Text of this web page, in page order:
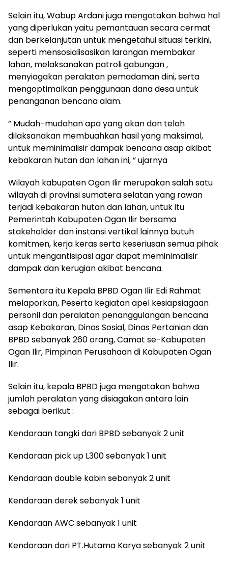
Selain itu, Wabup Ardani juga mengatakan bahwa hal
yang diperlukan yaitu pemantauan secara cermat
dan berkelanjutan untuk mengetahui situasi terkini,
seperti mensosialisasikan larangan membakar
lahan, melaksanakan patroli gabungan ,
menyiagakan peralatan pemadaman dini, serta
mengoptimalkan penggunaan dana desa untuk
penanganan bencana alam.
” Mudah-mudahan apa yang akan dan telah
dilaksanakan membuahkan hasil yang maksimal,
untuk meminimalisir dampak bencana asap akibat
kebakaran hutan dan lahan ini, ” ujarnya
Wilayah kabupaten Ogan Ilir merupakan salah satu
wilayah di provinsi sumatera selatan yang rawan
terjadi kebakaran hutan dan lahan, untuk itu
Pemerintah Kabupaten Ogan Ilir bersama
stakeholder dan instansi vertikal lainnya butuh
komitmen, kerja keras serta keseriusan semua pihak
untuk mengantisipasi agar dapat meminimalisir
dampak dan kerugian akibat bencana.
Sementara itu Kepala BPBD Ogan Ilir Edi Rahmat
melaporkan, Peserta kegiatan apel kesiapsiagaan
personil dan peralatan penanggulangan bencana
asap Kebakaran, Dinas Sosial, Dinas Pertanian dan
BPBD sebanyak 260 orang, Camat se-Kabupaten
Ogan Ilir, Pimpinan Perusahaan di Kabupaten Ogan
Ilir.
Selain itu, kepala BPBD juga mengatakan bahwa
jumlah peralatan yang disiagakan antara lain
sebagai berikut :
Kendaraan tangki dari BPBD sebanyak 2 unit
Kendaraan pick up L300 sebanyak 1 unit
Kendaraan double kabin sebanyak 2 unit
Kendaraan derek sebanyak 1 unit
Kendaraan AWC sebanyak 1 unit
Kendaraan dari PT.Hutama Karya sebanyak 2 unit